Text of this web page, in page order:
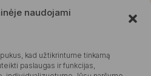
naudojami
kad užtikrintume tinkamą
paslaugas ir funkcijas,